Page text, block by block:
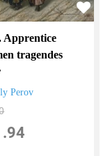
Apprentice
tragendes
Perov